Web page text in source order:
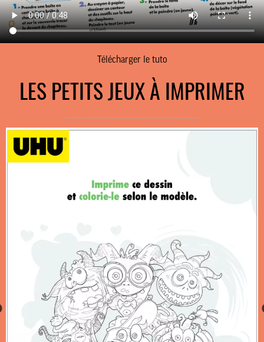
Télécharger le tuto
LES PETITS JEUX À IMPRIMER